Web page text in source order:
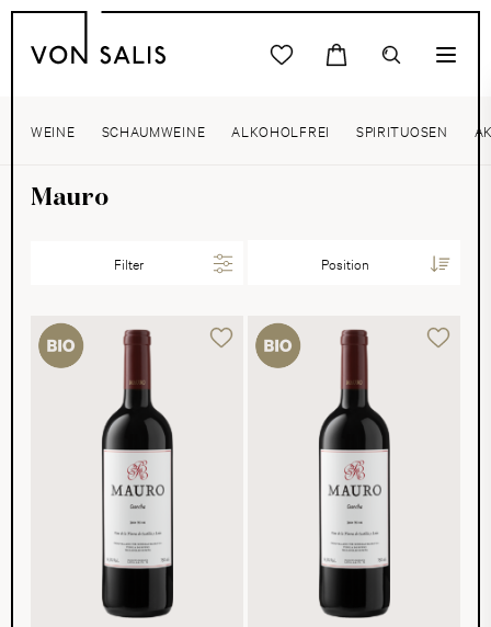
WEINE SCHAUMWEINE ALKOHOLFREI SPIRITUOSEN
Mauro
Filter